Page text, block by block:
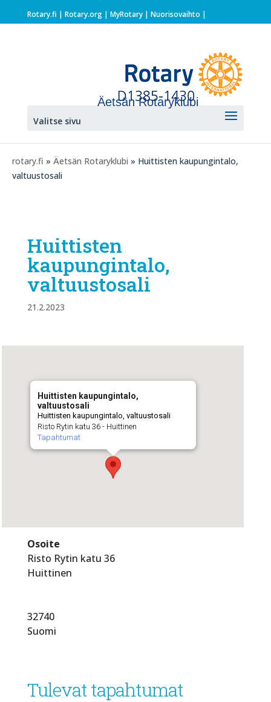
Rotary.fi | Rotary.org| MyRotary | Nuorisovaihto |
Äetsän Rotaryklubi
Valitse sivu
rotary.fi » Äetsän Rotaryklubi » Huittisten kaupungintalo,
valtuustosali
Huittisten
kaupungintalo,
valtuustosali
21.2.2023
Huittisten kaupungintalo,
valtuustosali
Huittisten kaupungintalo, valtuustosali
Risto Rytin katu 36 - Huittinen
Tapahtumat
Osoite
Risto Rytin katu 36
Huittinen
32740
Suomi
Tulevat tapahtumat